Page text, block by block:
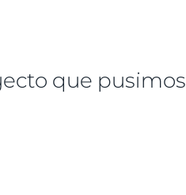
que pusimos